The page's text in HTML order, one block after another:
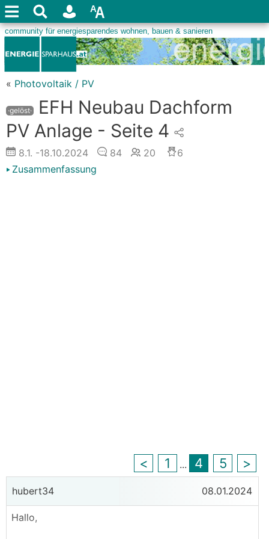
« Photovoltaik / PV
·gelöst·
EFH Neubau Dachform
PV Anlage - Seite 4
8.1. -18.10.2024 84 20
6
Zusammenfassung
< 1 ... 4 5 >
hubert34 08.01.2024
Hallo,